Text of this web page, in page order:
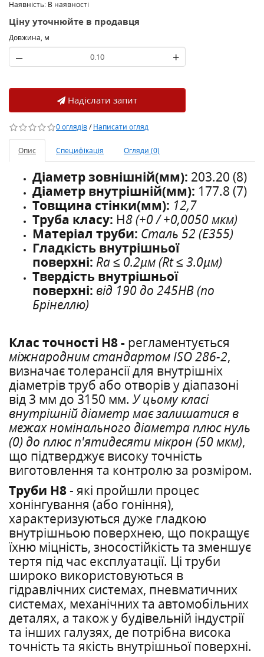
Наявність: В наявності
Ціну уточнюйте в продавця
Довжина, м
– +
Надіслати запит
0 оглядів/Написати огляд
Опис Специфікація Огляди (0)
Діаметр зовнішній(мм): 203.20 (8)
Діаметр внутрішній(мм): 177.8 (7)
Товщина стінки(мм): 12,7
Труба класу: H8 (+0 / +0,0050 мкм)
Матеріал труби: Сталь 52 (E355)
Гладкість внутрішньої
поверхні: Ra ≤ 0.2µм (Rt ≤ 3.0µм)
Твердість внутрішньої
поверхні: від 190 до 245HB (по
Брінеллю)
Клас точності Н8 - регламентується
міжнародним стандартом ISO 286-2,
визначає толерансії для внутрішніх
діаметрів труб або отворів у діапазоні
від 3 мм до 3150 мм. У цьому класі
внутрішній діаметр має залишатися в
межах номінального діаметра плюс нуль
(0) до плюс п'ятидесяти мікрон (50 мкм),
що підтверджує високу точність
виготовлення та контролю за розміром.
Труби Н8- які пройшли процес
хонінгування (або гоніння),
характеризуються дуже гладкою
внутрішньою поверхнею, що покращує
їхню міцність, зносостійкість та зменшує
тертя під час експлуатації. Ці труби
широко використовуються в
гідравлічних системах, пневматичних
системах, механічних та автомобільних
деталях, а також у будівельній індустрії
та інших галузях, де потрібна висока
точність та якість внутрішньої поверхні.